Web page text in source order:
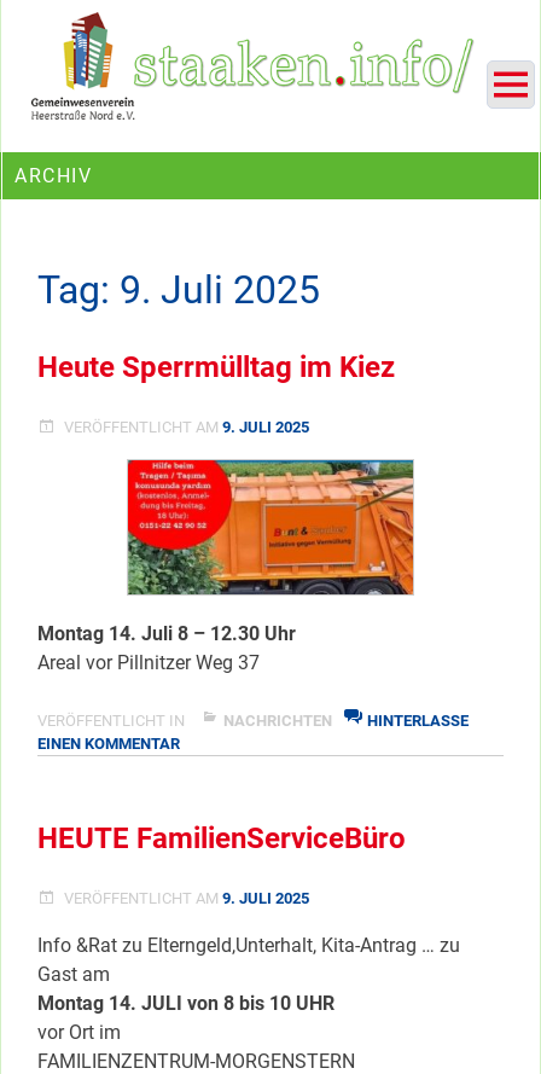
Ein Projekt des Gemeinwesenvereins Heerstraße Nord
ARCHIV
Tag: 9. Juli 2025
Heute Sperrmülltag im Kiez
VERÖFFENTLICHT AM 9. JULI 2025
Montag 14. Juli 8 – 12.30 Uhr
Areal vor Pillnitzer Weg 37
VERÖFFENTLICHT IN NACHRICHTEN
HINTERLASSE
EINEN KOMMENTARZU
KIEZ
HEUTE FamilienServiceBüro
VERÖFFENTLICHT AM 9. JULI 2025
Info &Rat zu Elterngeld,Unterhalt, Kita-Antrag … zu
Gast am
Montag 14. JULI von 8 bis 10 UHR
vor Ort im
FAMILIENZENTRUM-MORGENSTERN